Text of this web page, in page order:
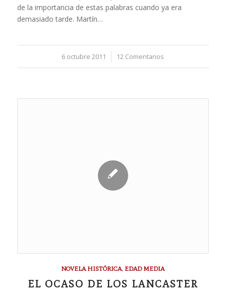
de la importancia de estas palabras cuando ya era
demasiado tarde. Martín…
6 octubre 2011
/ 12 Comentarios
NOVELA HISTÓRICA, EDAD MEDIA
EL OCASO DE LOS LANCASTER